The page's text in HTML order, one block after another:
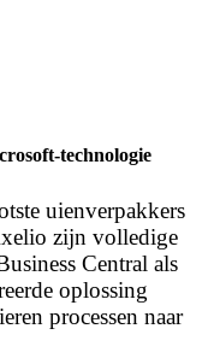
technologie
uienverpakkers
zijn volledige
Central als
oplossing
processen naar